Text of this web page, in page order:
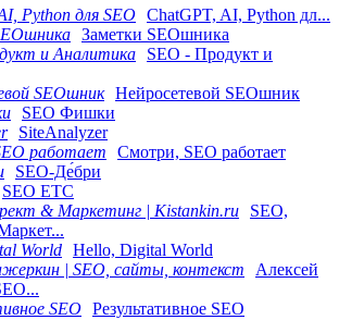
ChatGPT, AI, Python дл...
Заметки SEOшника
SEO - Продукт и
Нейросетевой SEOшник
SEO Фишки
SiteAnalyzer
Смотри, SEO работает
SEO-Де́бри
SEO ETC
SEO,
Hello, Digital World
Алексей
Результативное SEO